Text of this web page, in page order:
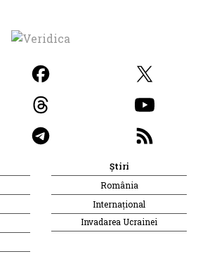
Știri
România
Internațional
Invadarea Ucrainei